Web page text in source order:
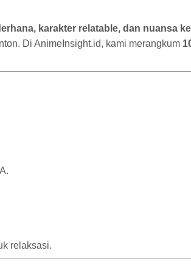
karakter relatable, dan nuansa
Di AnimeInsight.id, kami merangkum
relaksasi.